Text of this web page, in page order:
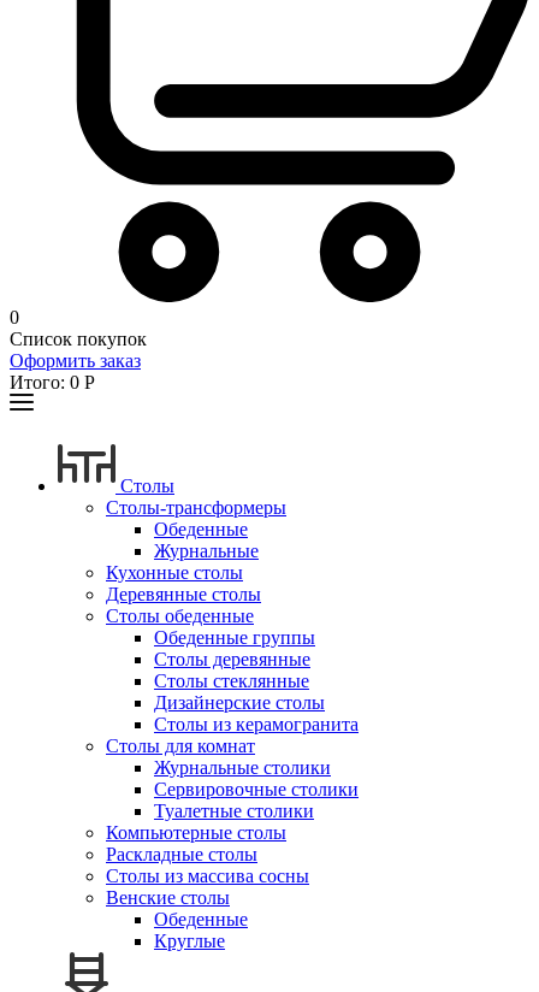
0
Список покупок
Оформить заказ
Итого: 0 Р
Столы
Столы-трансформеры
Обеденные
Журнальные
Кухонные столы
Деревянные столы
Столы обеденные
Обеденные группы
Столы деревянные
Столы стеклянные
Дизайнерские столы
Столы из керамогранита
Столы для комнат
Журнальные столики
Сервировочные столики
Туалетные столики
Компьютерные столы
Раскладные столы
Столы из массива сосны
Венские столы
Обеденные
Круглые